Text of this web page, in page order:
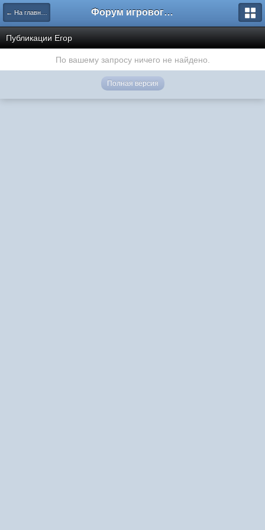
← На главную Форум игрового проекта Riverrise
Публикации Егор
По вашему запросу ничего не найдено.
Полная версия